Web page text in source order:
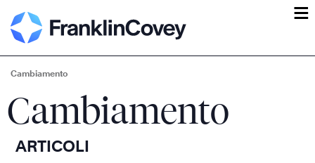
ĕ
Cambiamento
Cambiamento
ARTICOLI